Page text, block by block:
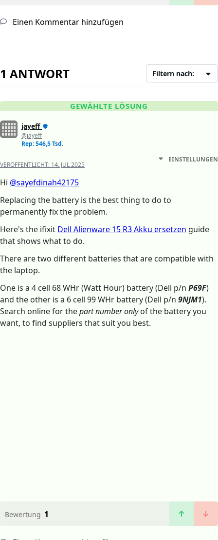
Einen Kommentar hinzufügen
1 ANTWORT Filtern nach:
GEWÄHLTE LÖSUNG
jayeff
@jayeff
Rep: 546,5 Tsd.
VERÖFFENTLICHT: 14. JUL 2025
EINSTELLUNGEN
Hi @sayefdinah42175
Replacing the battery is the best thing to do to
permanently fix the problem.
Here's the ifixit Dell Alienware 15 R3 Akku ersetzen guide
that shows what to do.
There are two different batteries that are compatible with
the laptop.
One is a 4 cell 68 WHr (Watt Hour) battery (Dell p/n P69F)
and the other is a 6 cell 99 WHr battery (Dell p/n 9NJM1).
Search online for thepart number onlyof the battery you
want, to find suppliers that suit you best.
Bewertung 1